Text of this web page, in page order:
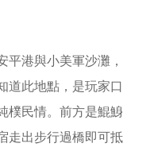
港與小美軍沙灘，
道此地點，是玩家口
樸民情。前方是鯤鯓
走出步行過橋即可抵